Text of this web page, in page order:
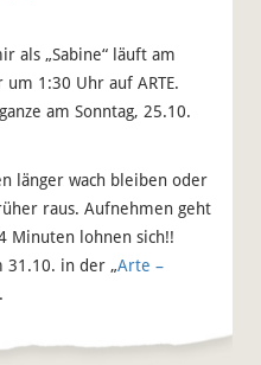
als „Sabine“ läuft am
um 1:30 Uhr auf ARTE.
am Sonntag, 25.10.
länger wach bleiben oder
raus. Aufnehmen geht
Minuten lohnen sich!!
31.10. in der „Arte –